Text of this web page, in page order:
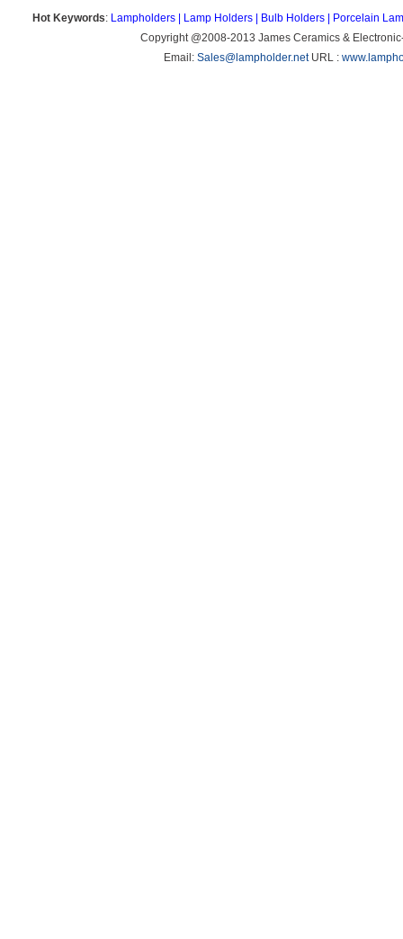
Hot Keywords: Lampholders Lamp Holders Bulb Holders
Porcelain
Copyright @2008-2013 James Ceramics &
Email: Sales@lampholder.netURL :